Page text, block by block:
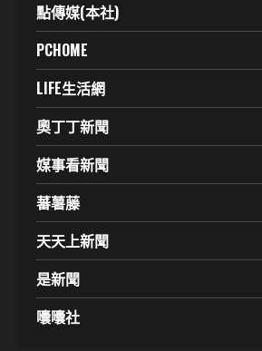
點傳媒(本社)
PCHOME
LIFE生活網
奧丁丁新聞
媒事看新聞
蕃薯藤
天天上新聞
是新聞
囔囔社